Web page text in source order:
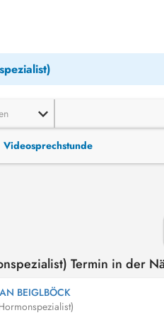
Videosprechstunde
Termin in der
BEIGLBÖCK